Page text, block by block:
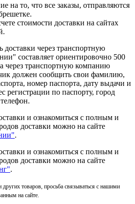
на то, что все заказы, отправляются
стоимости доставки на сайтах
через транспортную
составляет ориентировочно 500
через транспортную компанию
должен сообщить свои фамилию,
номер паспорта, дату выдачи и
регистрации по паспорту, город
и ознакомиться с полным и
доставки можно на сайте
.
и ознакомиться с полным и
доставки можно на сайте
.
других товаров, просьба связываться с нашими
на сайте.